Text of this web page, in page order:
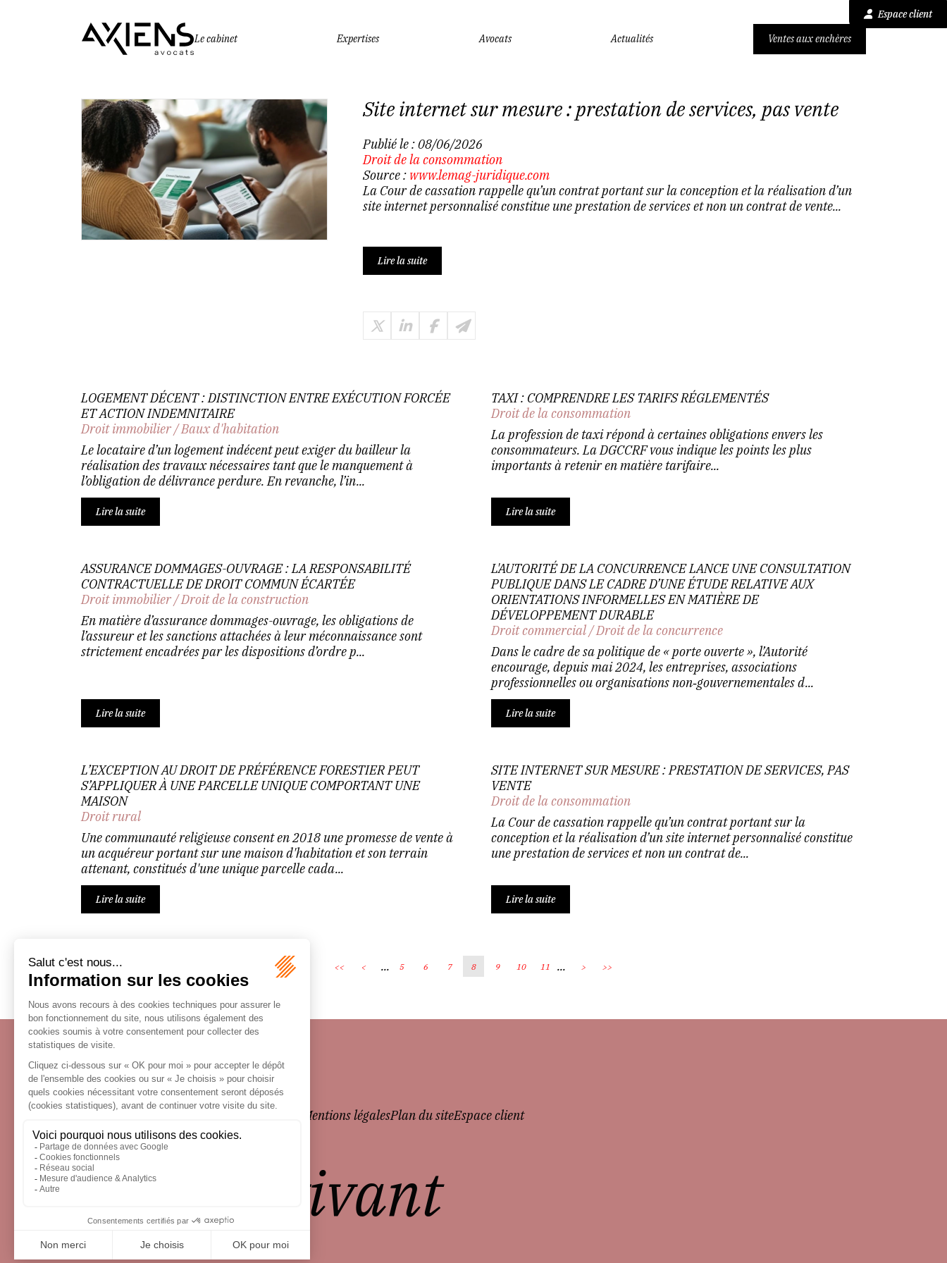
Espace client
Le cabinet
Expertises Avocats Actualités Ventes aux enchères
Site internet sur mesure : prestation de services, pas vente
Publié le :08/06/2026
Droit de la consommation
Source : www.lemag-juridique.com
La Cour de cassation rappelle qu’un contrat portant sur la conception et la réalisation d’un
site internet personnalisé constitue une prestation de services et non un contrat de vente...
Lire la suite
LOGEMENT DÉCENT : DISTINCTION ENTRE EXÉCUTION FORCÉE
ET ACTION INDEMNITAIRE
Droit immobilier/Baux d'habitation
Le locataire d’un logement indécent peut exiger du bailleur la
réalisation des travaux nécessaires tant que le manquement à
l’obligation de délivrance perdure. En revanche, l’in...
Lire la suite
TAXI : COMPRENDRE LES TARIFS RÉGLEMENTÉS
Droit de la consommation
La profession de taxi répond à certaines obligations envers les
consommateurs. La DGCCRF vous indique les points les plus
importants à retenir en matière tarifaire...
Lire la suite
ASSURANCE DOMMAGES-OUVRAGE : LA RESPONSABILITÉ
CONTRACTUELLE DE DROIT COMMUN ÉCARTÉE
Droit immobilier/Droit de la construction
En matière d’assurance dommages-ouvrage, les obligations de
l’assureur et les sanctions attachées à leur méconnaissance sont
strictement encadrées par les dispositions d’ordre p...
Lire la suite
L'AUTORITÉ DE LA CONCURRENCE LANCE UNE CONSULTATION
PUBLIQUE DANS LE CADRE D’UNE ÉTUDE RELATIVE AUX
ORIENTATIONS INFORMELLES EN MATIÈRE DE
DÉVELOPPEMENT DURABLE
Droit commercial/Droit de la concurrence
Dans le cadre de sa politique de « porte ouverte », l’Autorité
encourage, depuis mai 2024, les entreprises, associations
professionnelles ou organisations non‑gouvernementales d...
Lire la suite
L’EXCEPTION AU DROIT DE PRÉFÉRENCE FORESTIER PEUT
S’APPLIQUER À UNE PARCELLE UNIQUE COMPORTANT UNE
MAISON
Droit rural
Une communauté religieuse consent en 2018 une promesse de vente à
un acquéreur portant sur une maison d'habitation et son terrain
attenant, constitués d'une unique parcelle cada...
Lire la suite
SITE INTERNET SUR MESURE : PRESTATION DE SERVICES, PAS
VENTE
Droit de la consommation
La Cour de cassation rappelle qu’un contrat portant sur la
conception et la réalisation d’un site internet personnalisé constitue
une prestation de services et non un contrat de...
Lire la suite
<< < ... 5 6 7 8 9 10 11 ... > >>
Écosystème Mentions légalesPlan du siteEspace client
le droit vivant